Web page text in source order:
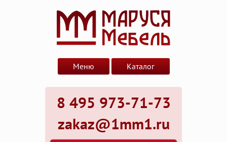
8 495 973-71-73
zakaz@1mm1.ru
Меню Каталог